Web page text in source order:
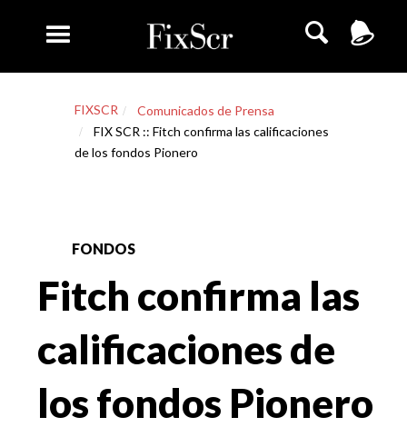
FIXSCR
Comunicados de Prensa
FIX SCR :: Fitch confirma las calificaciones
de los fondos Pionero
FONDOS
Fitch confirma las
calificaciones de
los fondos Pionero